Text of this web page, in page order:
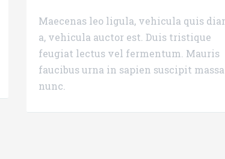
Maecenas leo ligula, vehicula quis
a, vehicula auctor est. Duis tristique
feugiat lectus vel fermentum. Mauris
faucibus urna in sapien suscipit massa
nunc.